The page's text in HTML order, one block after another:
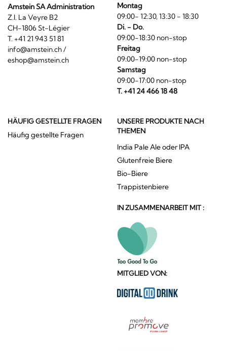
Amstein SA Administration
Z.I. La Veyre B2
CH-1806 St-Légier
T. +41 21 943 51 81
info@amstein.ch/
eshop@amstein.ch
Montag
09:00- 12:30, 13:30 - 18:30
Di. - Do.
09:00-18:30 non-stop
Freitag
09:00-19:00 non-stop
Samstag
09:00-17:00 non-stop
T. +41 24 466 18 48
HÄUFIG GESTELLTE FRAGEN
Häufig gestellte Fragen
UNSERE PRODUKTE NACH
THEMEN
India Pale Ale oder IPA
Glutenfreie Biere
Bio-Biere
Trappistenbiere
IN ZUSAMMENARBEIT MIT :
MITGLIED VON: